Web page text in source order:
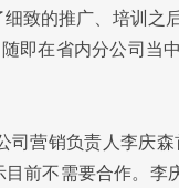
细致的推广、培训之
即在省内分公司当
司营销负责人李庆
前不需要合作。李